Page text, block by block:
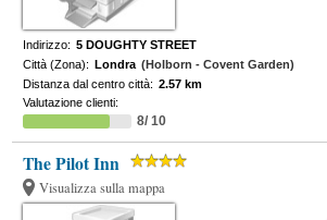
Indirizzo: 5 DOUGHTY STREET
Città (Zona): Londra (Holborn - Covent Garden)
Distanza dal centro città: 2.57 km
Valutazione clienti:
8/ 10
The Pilot Inn
Visualizza sulla mappa